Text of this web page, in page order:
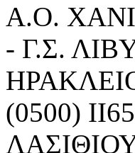
Α.Ο.
- Γ.Σ.
(0500)